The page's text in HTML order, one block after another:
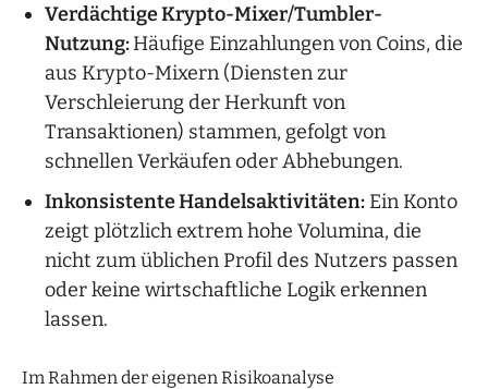
Verdächtige Krypto-Mixer/Tumbler-
Nutzung:Häufige Einzahlungen von Coins, die
aus Krypto-Mixern (Diensten zur
Verschleierung der Herkunft von
Transaktionen) stammen, gefolgt von
schnellen Verkäufen oder Abhebungen.
Inkonsistente Handelsaktivitäten: Ein Konto
zeigt plötzlich extrem hohe Volumina, die
nicht zum üblichen Profil des Nutzers passen
oder keine wirtschaftliche Logik erkennen
lassen.
Im Rahmen der eigenen Risikoanalyse